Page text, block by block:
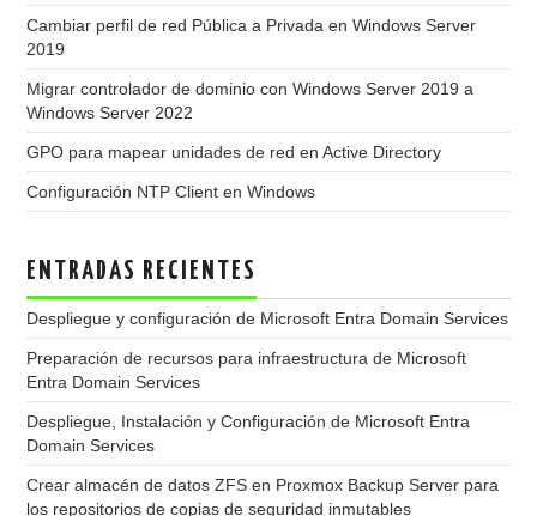
Cambiar perfil de red Pública a Privada en Windows Server
2019
Migrar controlador de dominio con Windows Server 2019 a
Windows Server 2022
GPO para mapear unidades de red en Active Directory
Configuración NTP Client en Windows
ENTRADAS RECIENTES
Despliegue y configuración de Microsoft Entra Domain Services
Preparación de recursos para infraestructura de Microsoft
Entra Domain Services
Despliegue, Instalación y Configuración de Microsoft Entra
Domain Services
Crear almacén de datos ZFS en Proxmox Backup Server para
los repositorios de copias de seguridad inmutables